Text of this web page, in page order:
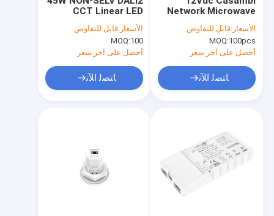
CCT Linear LED
Driver 200mA to
350mA output with 5
years warranty
الأسعار:قابل للتفاوض
MOQ:100
أحصل على آخر سعر
ﺎﺘﺼﻟ ﺍﻶﻧ
Network Microwave
Motion Sensor For
Slim LED Fixtures, 6m
max Mounting Height
الأسعار:قابل للتفاوض
MOQ:100pcs
أحصل على آخر سعر
ﺎﺘﺼﻟ ﺍﻶﻧ